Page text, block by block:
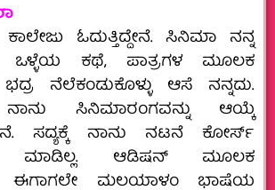
ಓದುತ್ತಿದ್ದೇನೆ. ಸಿನಿಮಾ ನನ್ನ
ಒಳ್ಳೆಯ ಕಥೆ, ಪಾತ್ರಗಳ ಮೂಲಕ
ನೆಲೆಕಂಡುಕೊಳ್ಳು ಆಸೆ ನನ್ನದು.
ಸಿನಿಮಾರಂಗವನ್ನು ಆಯ್ಕೆ
ಸದ್ಯಕ್ಕೆ ನಾನು ನಟನೆ ಕೋರ್ಸ್‌
ಮಾಡಿಲ್ಲ. ಆಡಿಷನ್‌ ಮೂಲಕ
ಈಗಾಗಲೇ ಮಲಯಾಳಂ ಭಾಷೆಯ